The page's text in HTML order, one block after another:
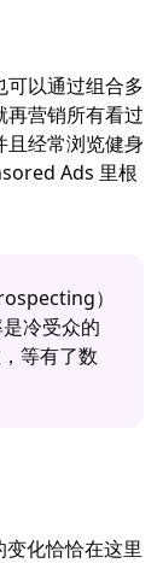
可以通过组合多
再营销所有看过
且经常浏览健身
Ads 里根
）
冷受众的
等有了数
化恰恰在这里